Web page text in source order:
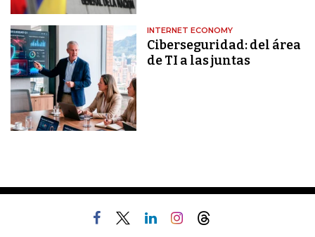
INTERNET ECONOMY
Ciberseguridad: del área
de TI a las juntas